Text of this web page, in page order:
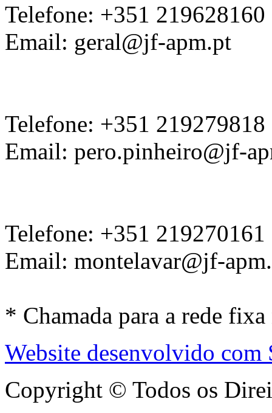
Telefone: +351
Email: geral@jf-apm.pt
Telefone: +351
Email: pero.pinheiro@jf-
Telefone: +351
Email: montelavar@jf-
* Chamada para a rede
Website desenvolvido
Copyright © Todos os